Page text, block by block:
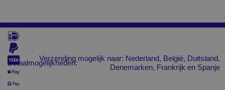
Betaalmogelijkheden:
Verzending mogelijk naar: Nederland, Belgié, Duitsland,
Denemarken, Frankrijk en Spanje